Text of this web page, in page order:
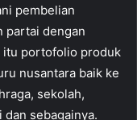
pembelian
partai dengan
itu portofolio produk
nusantara baik ke
sekolah,
sebagainya.